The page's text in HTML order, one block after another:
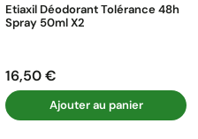
Etiaxil Déodorant Tolérance 48h
Spray 50ml X2
Prix
16,50 €
Ajouter au panier